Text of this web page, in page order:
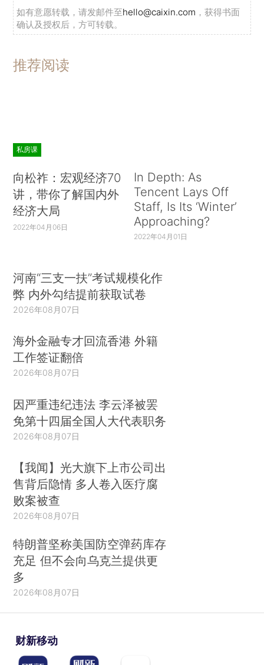
如有意愿转载，请发邮件至hello@caixin.com ，获得书面
确认及授权后，方可转载。
推荐阅读
私房课
向松祚：宏观经济70
讲，带你了解国内外
经济大局
2022年04月06日
In Depth: As
Tencent Lays Off
Staff, Is Its ‘Winter’
Approaching?
2022年04月01日
河南“三支一扶”考试规模化作
弊 内外勾结提前获取试卷
2026年08月07日
海外金融专才回流香港 外籍
工作签证翻倍
2026年08月07日
因严重违纪违法 李云泽被罢
免第十四届全国人大代表职务
2026年08月07日
【我闻】光大旗下上市公司出
售背后隐情 多人卷入医疗腐
败案被查
2026年08月07日
特朗普坚称美国防空弹药库存
充足 但不会向乌克兰提供更
多
2026年08月07日
财新移动